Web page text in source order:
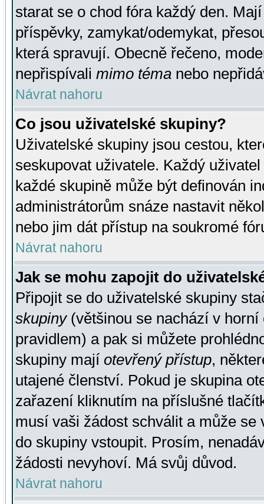
starat se o chod fóra každý den.
příspěvky, zamykat/odemykat,
která spravují. Obecně řečeno,
nepřispívali mimo téma nebo
Návrat nahoru
Co jsou uživatelské skupiny?
Uživatelské skupiny jsou cestou,
seskupovat uživatele. Každý
každé skupině může být definován
administrátorům snáze nastavit
nebo jim dát přístup na soukromé
Návrat nahoru
Jak se mohu zapojit do
Připojit se do uživatelské skupiny
skupiny(většinou se nachází v horní
pravidlem) a pak si můžete
skupiny mají otevřený přístup,
utajené členství. Pokud je skupina
zařazení kliknutím na příslušné
musí vaši žádost schválit a může se
do skupiny vstoupit. Prosím,
žádosti nevyhoví. Má svůj důvod.
Návrat nahoru